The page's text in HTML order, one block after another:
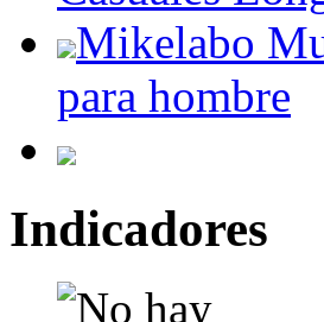
Mikelabo
para hombre
Indicadores